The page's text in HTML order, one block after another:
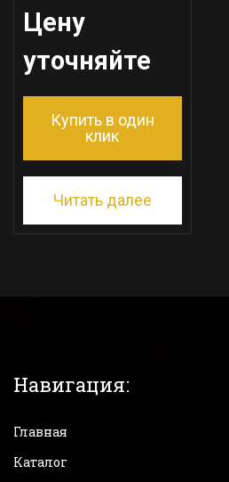
Цену
уточняйте
Купить в один
клик
Читать далее
Навигация:
Главная
Каталог